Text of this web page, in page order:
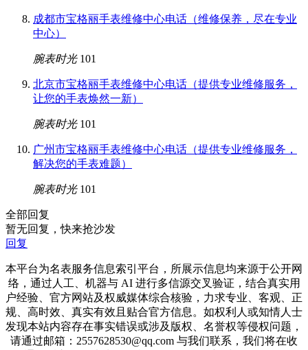
成都市宝格丽手表维修中心电话（维修保养，尽在专业
中心）
腕表时光 101
北京市宝格丽手表维修中心电话（提供专业维修服务，
让您的手表焕然一新）
腕表时光 101
广州市宝格丽手表维修中心电话（提供专业维修服务，
解决您的手表难题）
腕表时光 101
全部回复
暂无回复，快来抢沙发
回复
本平台为名表服务信息索引平台，所展示信息均来源于公开网
络，通过人工、机器与 AI 进行多信源交叉验证，结合真实用
户经验、官方网站及权威媒体综合核验，力求专业、客观、正
规、高时效、真实有效且贴合官方信息。如权利人或知情人士
发现本站内容存在事实错误或涉及版权、名誉权等侵权问题，
请通过邮箱：2557628530@qq.com 与我们联系，我们将在收